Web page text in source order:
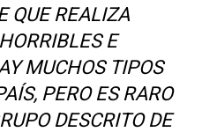
QUE REALIZA
E
MUCHOS TIPOS
PERO ES RARO
DESCRITO DE